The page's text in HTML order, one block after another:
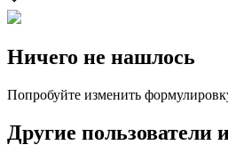
Ничего не нашлось
Попробуйте изменить
Другие пользователи